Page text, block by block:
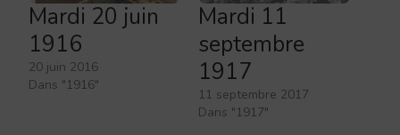
Mardi 20 juin
1916
20 juin 2016
Dans "1916"
Mardi 11
septembre
1917
11 septembre 2017
Dans "1917"